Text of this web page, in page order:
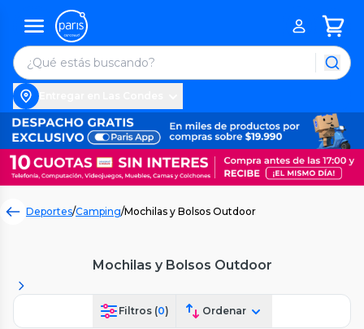
Deportes/Camping/Mochilas y Bolsos Outdoor
Mochilas y Bolsos Outdoor
Filtros (0) Ordenar